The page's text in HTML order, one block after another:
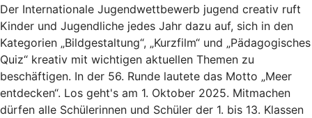
Der Internationale Jugendwettbewerb jugend creativ ruft
Kinder und Jugendliche jedes Jahr dazu auf, sich in den
Kategorien „Bildgestaltung“, „Kurzfilm“ und „Pädagogisches
Quiz“ kreativ mit wichtigen aktuellen Themen zu
beschäftigen. In der 56. Runde lautete das Motto „Meer
entdecken“. Los geht's am 1. Oktober 2025. Mitmachen
dürfen alle Schülerinnen und Schüler der 1. bis 13. Klassen